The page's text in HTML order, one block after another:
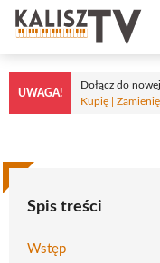
Przejdź
treści
UWAGA!
Dołącz do
Kupię |
Spis treści
Wstęp